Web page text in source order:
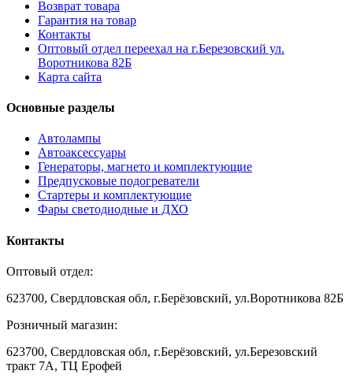
Возврат товара
Гарантия на товар
Контакты
Оптовый отдел переехал на г.Березовский ул.
Воротникова 82Б
Карта сайта
Основные разделы
Автолампы
Автоаксессуары
Генераторы, магнето и комплектующие
Предпусковые подогреватели
Стартеры и комплектующие
Фары светодиодные и ДХО
Контакты
Оптовый отдел:
623700, Свердловская обл, г.Берёзовский, ул.Воротникова 82Б
Розничный магазин:
623700, Свердловская обл, г.Берёзовский, ул.Березовский
тракт 7А, ТЦ Ерофей